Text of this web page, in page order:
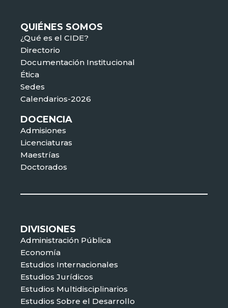
QUIÉNES SOMOS
¿Qué es el CIDE?
Directorio
Documentación Institucional
Ética
Sedes
Calendarios-2026
DOCENCIA
Admisiones
Licenciaturas
Maestrías
Doctorados
DIVISIONES
Administración Pública
Economía
Estudios Internacionales
Estudios Jurídicos
Estudios Multidisciplinarios
Estudios Sobre el Desarrollo